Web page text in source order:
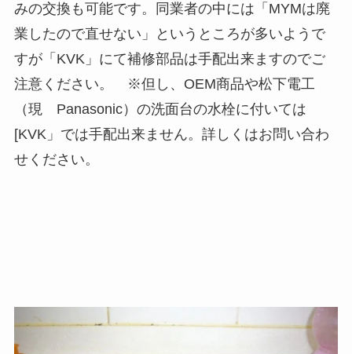
みの交換も可能です。同業者の中には「MYMは廃
業したので直せない」というところが多いようで
すが「KVK」にて補修部品は手配出来ますのでご
注意ください。 ※但し、OEM商品や松下電工
（現 Panasonic）の洗面台の水栓に付いては
[KVK」では手配出来ません。詳しくはお問い合わ
せください。